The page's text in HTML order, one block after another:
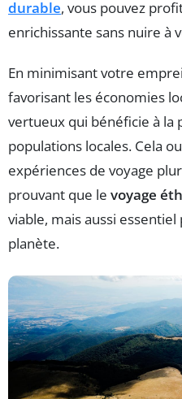
durable, vous pouvez
enrichissante sans nuire à
En minimisant votre
favorisant les économies
vertueux qui bénéficie à la
populations locales. Cela
expériences de voyage
prouvant que le voyage
viable, mais aussi
planète.